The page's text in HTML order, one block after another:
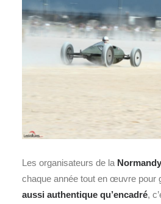
Les organisateurs de la
chaque année tout en œuvre pour
aussi authentique qu’encadré,